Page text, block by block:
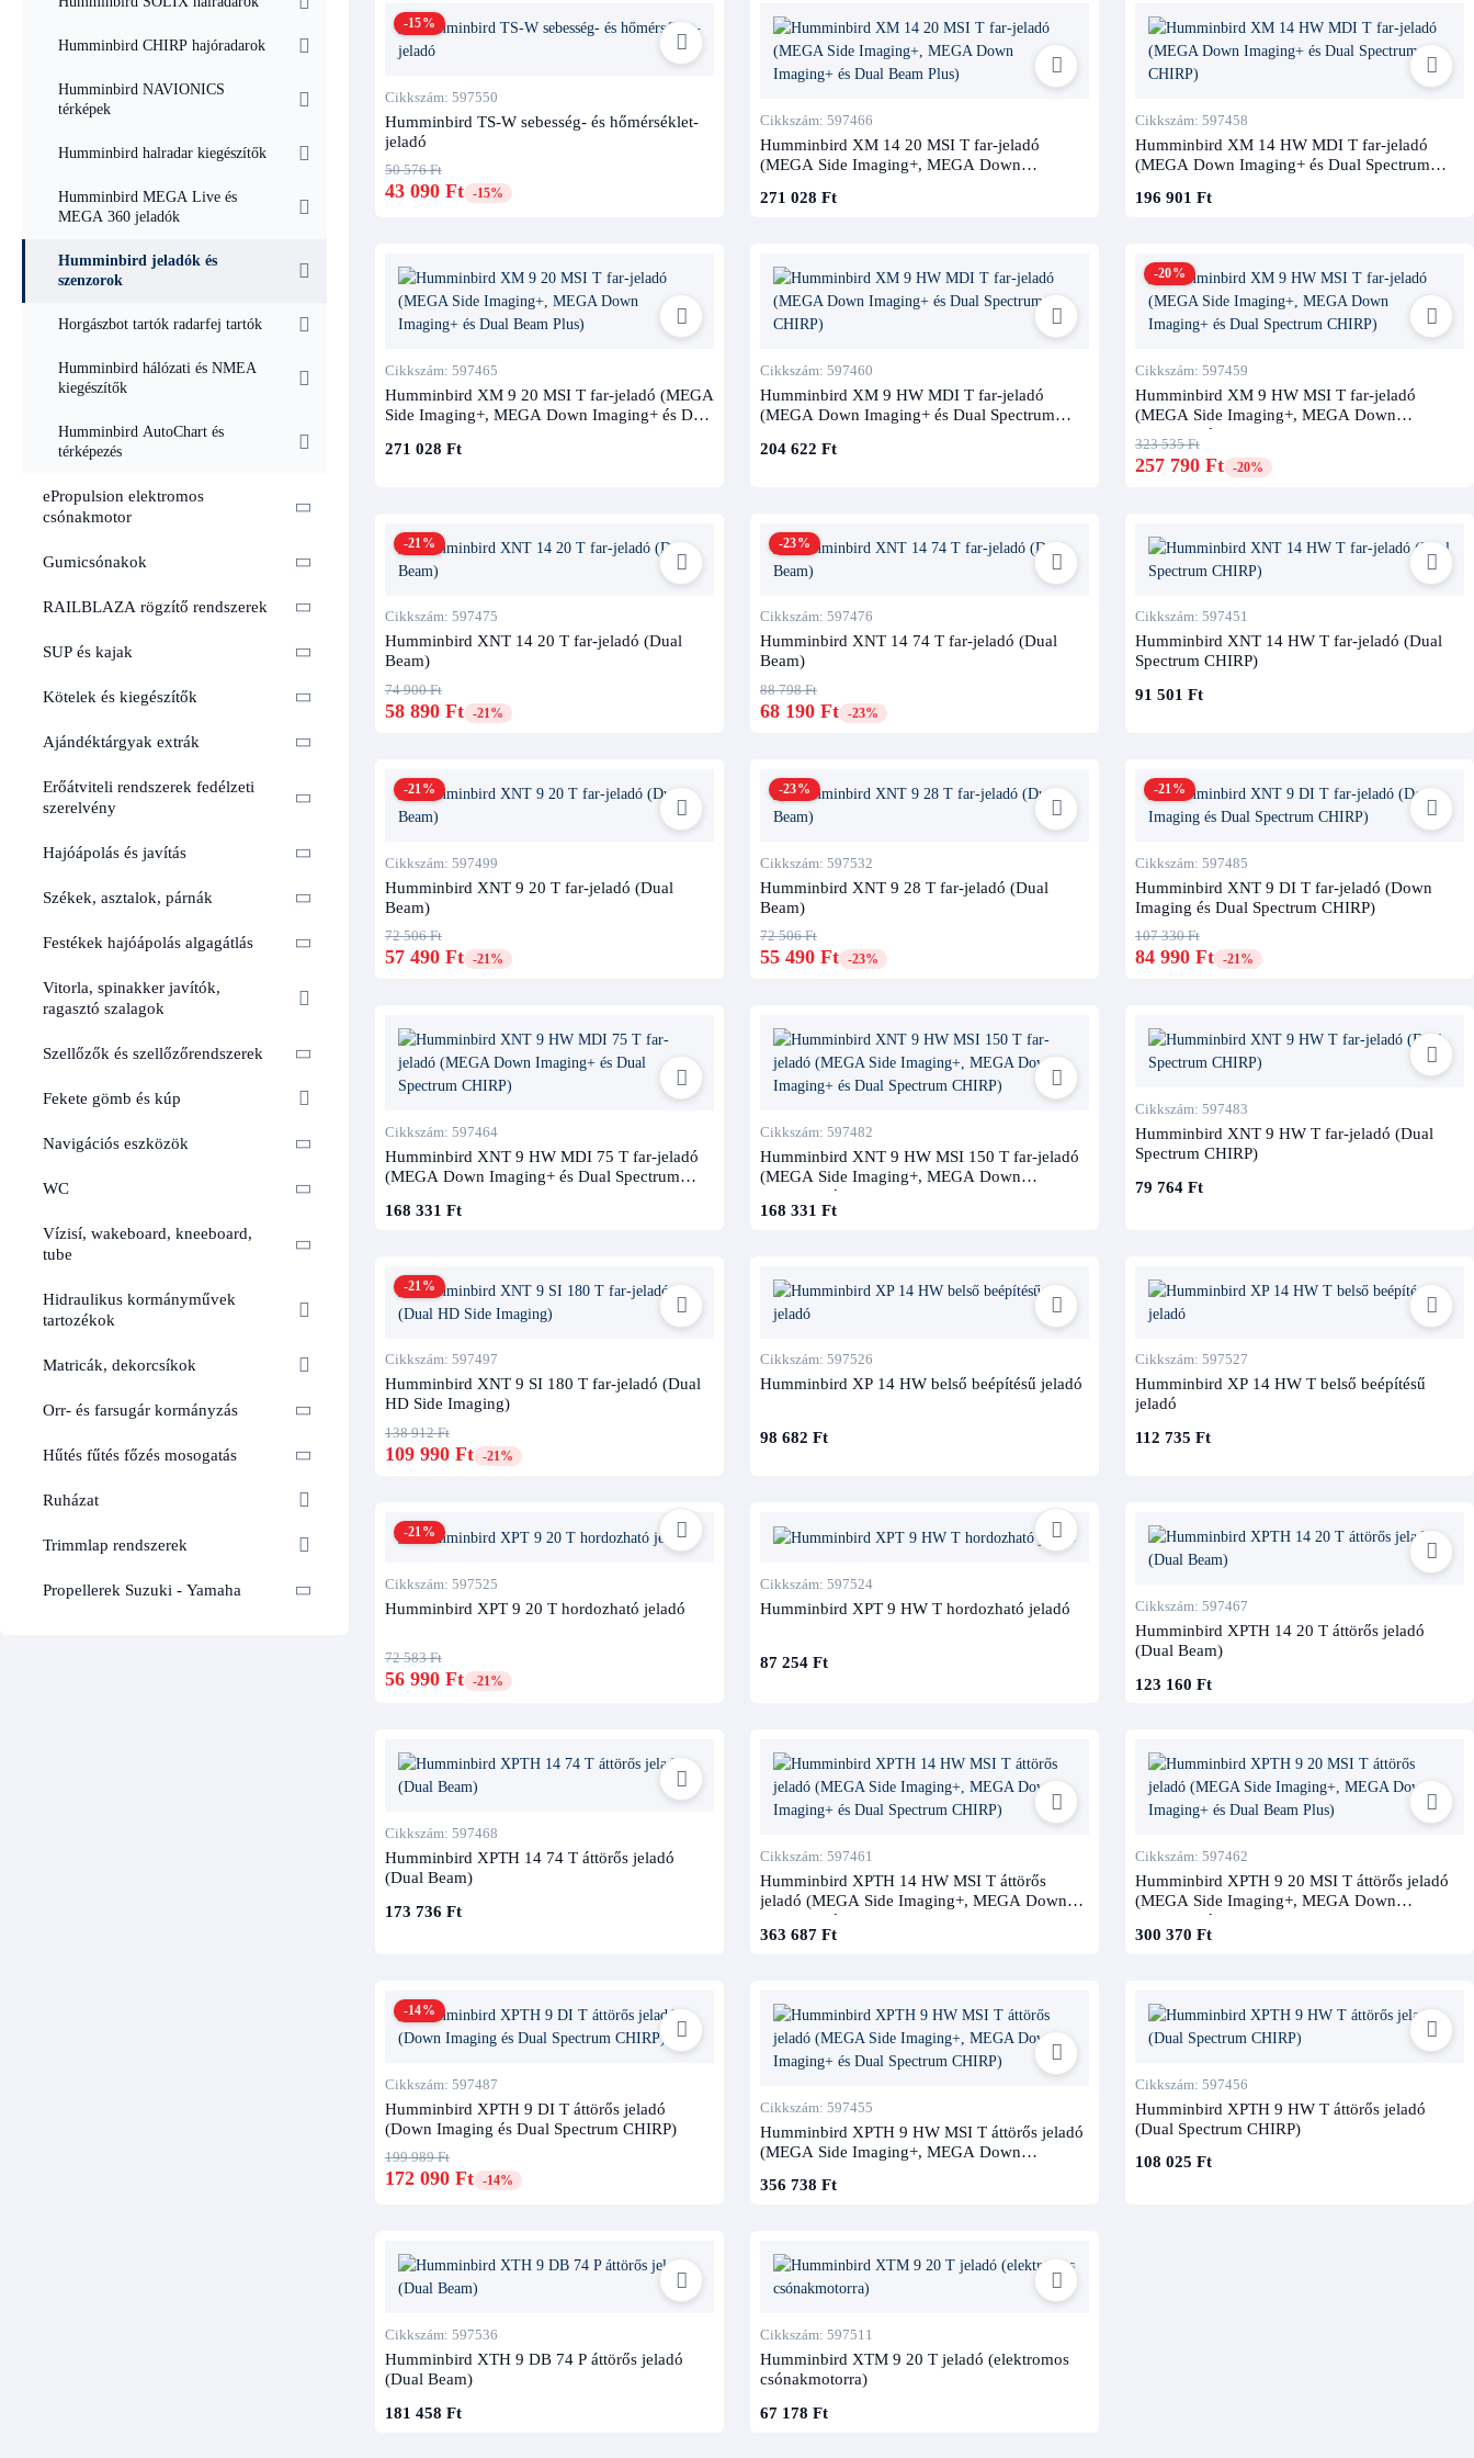
Humminbird CHIRP hajóradarok
Humminbird NAVIONICS
térképek
Humminbird halradar kiegészítők
Humminbird MEGA Live és
MEGA 360 jeladók
Humminbird jeladók és
szenzorok
Horgászbot tartók radarfej tartók
Humminbird hálózati és NMEA
kiegészítők
Humminbird AutoChart és
térképezés
ePropulsion elektromos
csónakmotor
Gumicsónakok
RAILBLAZA rögzítő rendszerek
SUP és kajak
Kötelek és kiegészítők
Ajándéktárgyak extrák
Erőátviteli rendszerek fedélzeti
szerelvény
Hajóápolás és javítás
Székek, asztalok, párnák
Festékek hajóápolás algagátlás
Vitorla, spinakker javítók,
ragasztó szalagok
Szellőzők és szellőzőrendszerek
Fekete gömb és kúp
Navigációs eszközök
WC
Vízisí, wakeboard, kneeboard,
tube
Hidraulikus kormányművek
tartozékok
Matricák, dekorcsíkok
Orr- és farsugár kormányzás
Hűtés fűtés főzés mosogatás
Ruházat
Trimmlap rendszerek
Propellerek Suzuki - Yamaha
-15%
Cikkszám: 597550
Humminbird TS-W sebesség- és hőmérséklet-
jeladó
50 576 Ft
43 090 Ft -15%
Cikkszám: 597466
Humminbird XM 14 20 MSI T far-jeladó
(MEGA Side Imaging+, MEGA Down
271 028 Ft
Cikkszám: 597458
Humminbird XM 14 HW MDI T far-jeladó
(MEGA Down Imaging+ és Dual Spectrum
196 901 Ft
Cikkszám: 597465
Humminbird XM 9 20 MSI T far-jeladó (MEGA
Side Imaging+, MEGA Down Imaging+ és Dual
271 028 Ft
Cikkszám: 597460
Humminbird XM 9 HW MDI T far-jeladó
(MEGA Down Imaging+ és Dual Spectrum
204 622 Ft
-20%
Cikkszám: 597459
Humminbird XM 9 HW MSI T far-jeladó
(MEGA Side Imaging+, MEGA Down
Imaging+ és Dual Spectrum CHIRP)
323 535 Ft
257 790 Ft -20%
-21%
Cikkszám: 597475
Humminbird XNT 14 20 T far-jeladó (Dual
Beam)
74 900 Ft
58 890 Ft -21%
-23%
Cikkszám: 597476
Humminbird XNT 14 74 T far-jeladó (Dual
Beam)
88 798 Ft
68 190 Ft -23%
Cikkszám: 597451
Humminbird XNT 14 HW T far-jeladó (Dual
Spectrum CHIRP)
91 501 Ft
-21%
Cikkszám: 597499
Humminbird XNT 9 20 T far-jeladó (Dual
Beam)
72 506 Ft
57 490 Ft -21%
-23%
Cikkszám: 597532
Humminbird XNT 9 28 T far-jeladó (Dual
Beam)
72 506 Ft
55 490 Ft -23%
-21%
Cikkszám: 597485
Humminbird XNT 9 DI T far-jeladó (Down
Imaging és Dual Spectrum CHIRP)
107 330 Ft
84 990 Ft -21%
Cikkszám: 597464
Humminbird XNT 9 HW MDI 75 T far-jeladó
(MEGA Down Imaging+ és Dual Spectrum
168 331 Ft
Cikkszám: 597482
Humminbird XNT 9 HW MSI 150 T far-jeladó
(MEGA Side Imaging+, MEGA Down
Imaging+ és Dual Spectrum CHIRP)
168 331 Ft
Cikkszám: 597483
Humminbird XNT 9 HW T far-jeladó (Dual
Spectrum CHIRP)
79 764 Ft
-21%
Cikkszám: 597497
Humminbird XNT 9 SI 180 T far-jeladó (Dual
HD Side Imaging)
138 912 Ft
109 990 Ft -21%
Cikkszám: 597526
Humminbird XP 14 HW belső beépítésű jeladó
98 682 Ft
Cikkszám: 597527
Humminbird XP 14 HW T belső beépítésű
jeladó
112 735 Ft
-21%
Cikkszám: 597525
Humminbird XPT 9 20 T hordozható jeladó
72 583 Ft
56 990 Ft -21%
Cikkszám: 597524
Humminbird XPT 9 HW T hordozható jeladó
87 254 Ft
Cikkszám: 597467
Humminbird XPTH 14 20 T áttörős jeladó
(Dual Beam)
123 160 Ft
Cikkszám: 597468
Humminbird XPTH 14 74 T áttörős jeladó
(Dual Beam)
173 736 Ft
Cikkszám: 597461
Humminbird XPTH 14 HW MSI T áttörős
jeladó (MEGA Side Imaging+, MEGA Down
Imaging+ és Dual Spectrum CHIRP)
363 687 Ft
Cikkszám: 597462
Humminbird XPTH 9 20 MSI T áttörős jeladó
(MEGA Side Imaging+, MEGA Down
Imaging+ és Dual Beam Plus)
300 370 Ft
-14%
Cikkszám: 597487
Humminbird XPTH 9 DI T áttörős jeladó
(Down Imaging és Dual Spectrum CHIRP)
199 989 Ft
172 090 Ft -14%
Cikkszám: 597455
Humminbird XPTH 9 HW MSI T áttörős jeladó
(MEGA Side Imaging+, MEGA Down
356 738 Ft
Cikkszám: 597456
Humminbird XPTH 9 HW T áttörős jeladó
(Dual Spectrum CHIRP)
108 025 Ft
Cikkszám: 597536
Humminbird XTH 9 DB 74 P áttörős jeladó
(Dual Beam)
181 458 Ft
Cikkszám: 597511
Humminbird XTM 9 20 T jeladó (elektromos
csónakmotorra)
67 178 Ft